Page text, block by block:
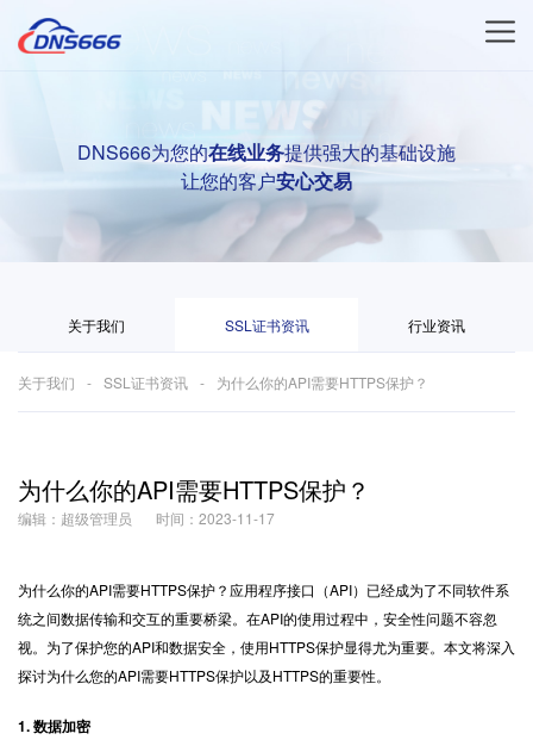
DNS666为您的在线业务提供强大的基础设施
让您的客户安心交易
关于我们 SSL证书资讯 行业资讯
关于我们 SSL证书资讯 为什么你的API需要HTTPS保护？
为什么你的API需要HTTPS保护？
编辑：超级管理员 时间：2023-11-17
为什么你的API需要HTTPS保护？应用程序接口（API）已经成为了不同软件系
统之间数据传输和交互的重要桥梁。在API的使用过程中，安全性问题不容忽
视。为了保护您的API和数据安全，使用HTTPS保护显得尤为重要。本文将深入
探讨为什么您的API需要HTTPS保护以及HTTPS的重要性。
1. 数据加密